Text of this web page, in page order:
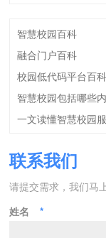
智慧校园百科
融合门户百科
校园低代码平台百科
智慧校园包括哪些
一文读懂智慧校园
联系我们
请提交需求，我们马
姓名
*